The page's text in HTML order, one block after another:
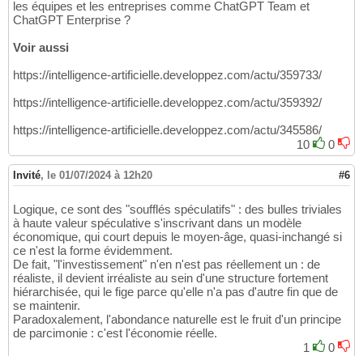
les équipes et les entreprises comme ChatGPT Team et
ChatGPT Enterprise ?
Voir aussi
https://intelligence-artificielle.developpez.com/actu/359733/
https://intelligence-artificielle.developpez.com/actu/359392/
https://intelligence-artificielle.developpez.com/actu/345586/
10
0
Invité, le 01/07/2024 à 12h20 #6
Logique, ce sont des "soufflés spéculatifs" : des bulles triviales
à haute valeur spéculative s'inscrivant dans un modèle
économique, qui court depuis le moyen-âge, quasi-inchangé si
ce n'est la forme évidemment.
De fait, "l'investissement" n'en n'est pas réellement un : de
réaliste, il devient irréaliste au sein d'une structure fortement
hiérarchisée, qui le fige parce qu'elle n'a pas d'autre fin que de
se maintenir.
Paradoxalement, l'abondance naturelle est le fruit d'un principe
de parcimonie : c'est l'économie réelle.
1
0